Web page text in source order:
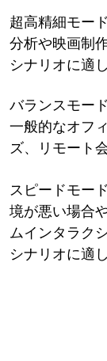
超高精細モー
分析や映画制
シナリオに適
バランスモー
一般的なオフ
ズ、リモート
スピードモー
境が悪い場合
ムインタラク
シナリオに適